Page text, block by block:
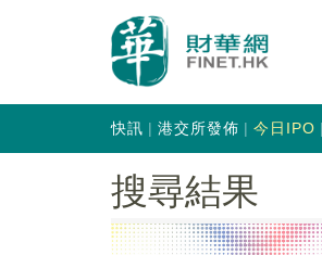
快訊 港交所發佈 今日IPO
搜尋結果